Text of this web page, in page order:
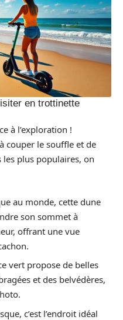
en trottinette
à l’exploration !
couper le souffle et de
les plus populaires, on
au monde, cette dune
son sommet à
offrant une vue
vert propose de belles
et des belvédères,
c’est l’endroit idéal